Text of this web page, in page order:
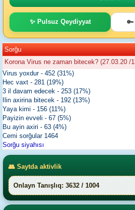
✨ Pulsuz Qeydiyyat
Sorğu
Korona Virus ne zaman bitecek? (27.03.20 /
Virus yoxdur - 452 (31%)
Hec vaxt - 281 (19%)
3 il davam edecek - 253 (17%)
Ilin axirina bitecek - 192 (13%)
Yaya kimi - 156 (11%)
Payizin evveli - 67 (5%)
Bu ayin axiri - 63 (4%)
Cemi sorğular 1464
Sorğu siyahısı
👥 Saytda aktivlik
Onlayn Tanışlıq: 3632 / 1004